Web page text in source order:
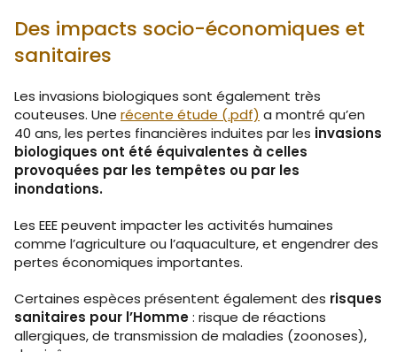
Des impacts socio-économiques et
sanitaires
Les invasions biologiques sont également très
couteuses. Une récente étude (.pdf) a montré qu’en
40 ans, les pertes financières induites par les invasions
biologiques ont été équivalentes à celles
provoquées par les tempêtes ou par les
inondations.
Les EEE peuvent impacter les activités humaines
comme l’agriculture ou l’aquaculture, et engendrer des
pertes économiques importantes.
Certaines espèces présentent également des risques
sanitaires pour l’Homme: risque de réactions
allergiques, de transmission de maladies (zoonoses),